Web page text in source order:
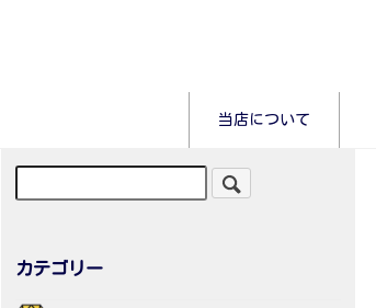
当店について
カテゴリー